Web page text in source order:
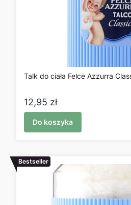
Talk do ciała Felce Azzurra
Cena
12,95 zł
Do koszyka
Bestseller